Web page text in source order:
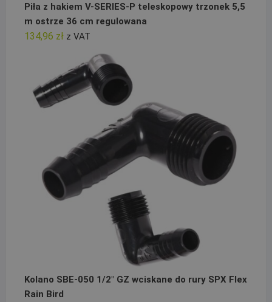
Piła z hakiem V-SERIES-P teleskopowy trzonek 5,5
m ostrze 36 cm regulowana
134,96 zł z VAT
Kolano SBE-050 1/2" GZ wciskane do rury SPX Flex
Rain Bird